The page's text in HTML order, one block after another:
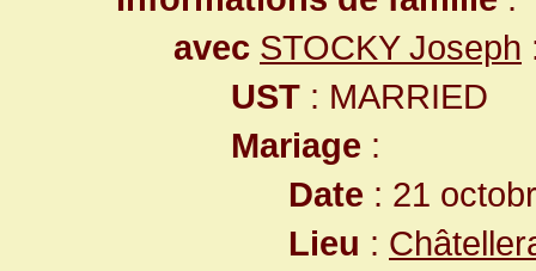
avec STOCKY Joseph
UST : MARRIED
Mariage :
Date : 21
Lieu :